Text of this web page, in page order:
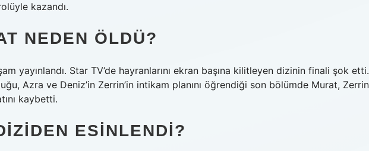
kazandı.
NEDEN ÖLDÜ?
yayınlandı. Star TV’de hayranlarını ekran başına kilitleyen dizinin finali şok etti.
Azra ve Deniz’in Zerrin’in intikam planını öğrendiği son bölümde Murat, Zerrin
kaybetti.
ESINLENDI?